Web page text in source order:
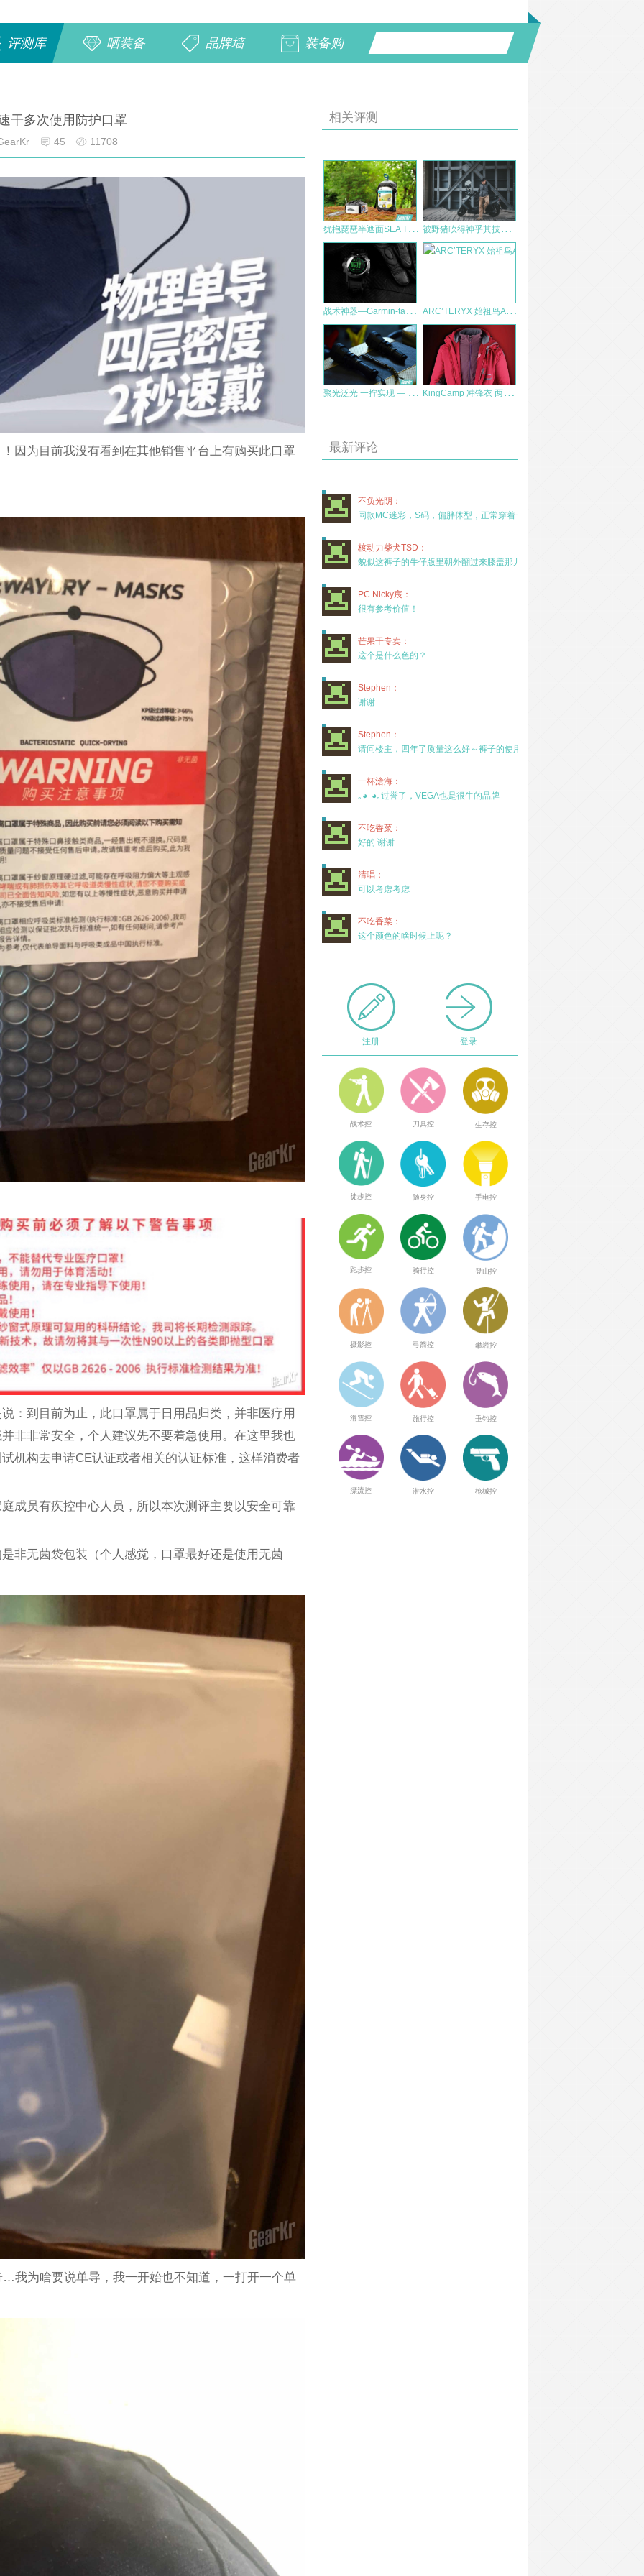
评测库 晒装备 品牌墙 装备购
干多次使用防护口罩
45 11708
因为目前我没有看到在其他销售平台上有购买此口罩
：到目前为止，此口罩属于日用品归类，并非医疗用
非非常安全，个人建议先不要着急使用。在这里我也
机构去申请CE认证或者相关的认证标准，这样消费者
成员有疾控中心人员，所以本次测评主要以安全可靠
非无菌袋包装（个人感觉，口罩最好还是使用无菌
我为啥要说单导，我一开始也不知道，一打开一个单
相关评测
犹
抱琵琶半遮面SEA TO SUMMIT Ultralight Hammock轻薄型吊床试搭体验 被
野猪吹得神乎其技的单导动态马甲，我先替大家尝尝
战
术神器—Garmin-tactix开箱作业 A
RC’TERYX 始祖鸟ATOM LT Hoody 棉服+Alpha SV 硬壳冲锋衣
聚
光泛光 一拧实现 — Brinyte B158调焦手电体验 K
ingCamp 冲锋衣 两件套 软壳内胆 KW9044-KW9045 评测
最新评论
不负光阴：
同款MC迷彩，S码，偏胖体型，正常穿着一年半，没
核动力柴犬TSD：
貌似这裤子的牛仔版里朝外翻过来膝盖那儿有放护膝的
PC Nicky宸：
很有参考价值！
芒果干专卖：
这个是什么色的？
Stephen：
谢谢
Stephen：
请问楼主，四年了质量这么好～裤子的使用率高吗？
一杯滄海：
｡◕‿◕｡过誉了，VEGA也是很牛的品牌
不吃香菜：
好的 谢谢
清唱：
可以考虑考虑
不吃香菜：
这个颜色的啥时候上呢？
注册 登录
战术控 刀具控 生存控
徒步控 随身控 手电控
跑步控 骑行控 登山控
摄影控 弓箭控 攀岩控
滑雪控 旅行控 垂钓控
漂流控 潜水控 枪械控